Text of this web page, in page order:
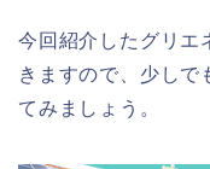
今回紹介したグリエ
きますので、少しで
てみましょう。